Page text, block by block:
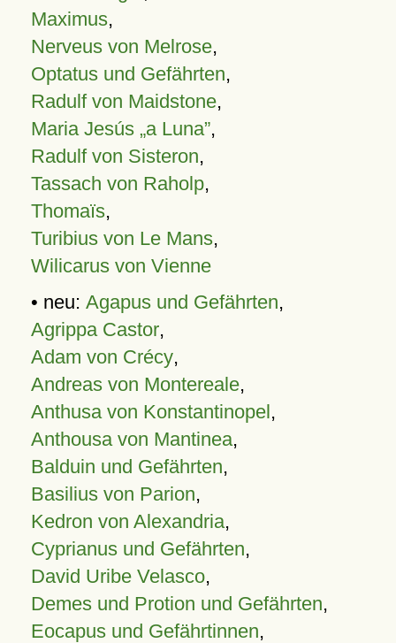
Maximus,
Nerveus von Melrose,
Optatus und Gefährten,
Radulf von Maidstone,
Maria Jesús „a Luna”,
Radulf von Sisteron,
Tassach von Raholp,
Thomaïs,
Turibius von Le Mans,
Wilicarus von Vienne
• neu: Agapus und Gefährten,
Agrippa Castor,
Adam von Crécy,
Andreas von Montereale,
Anthusa von Konstantinopel,
Anthousa von Mantinea,
Balduin und Gefährten,
Basilius von Parion,
Kedron von Alexandria,
Cyprianus und Gefährten,
David Uribe Velasco,
Demes und Protion und Gefährten,
Eocapus und Gefährtinnen,